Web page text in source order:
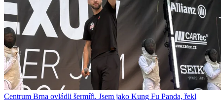
Centrum Brna ovládli šermíři. Jsem jako Kung Fu Panda, řekl